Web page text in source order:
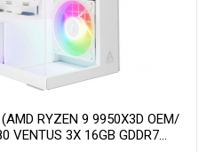
RYZEN 9 9950X3D OEM/
VENTUS 3X 16GB GDDR7